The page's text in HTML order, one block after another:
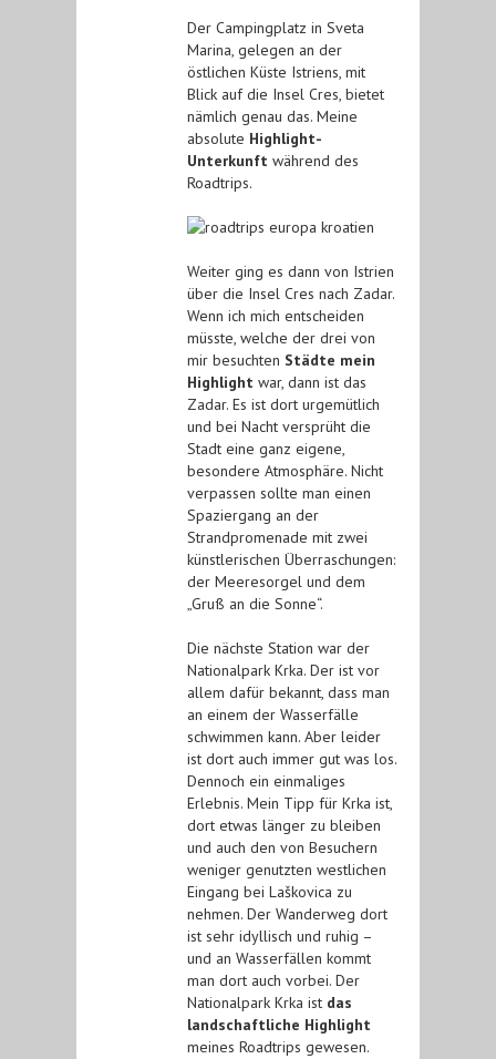
Der Campingplatz in Sveta
Marina, gelegen an der
östlichen Küste Istriens, mit
Blick auf die Insel Cres, bietet
nämlich genau das. Meine
absolute Highlight-
Unterkunft während des
Roadtrips.
Weiter ging es dann von Istrien
über die Insel Cres nach Zadar.
Wenn ich mich entscheiden
müsste, welche der drei von
mir besuchten Städte mein
Highlight war, dann ist das
Zadar. Es ist dort urgemütlich
und bei Nacht versprüht die
Stadt eine ganz eigene,
besondere Atmosphäre. Nicht
verpassen sollte man einen
Spaziergang an der
Strandpromenade mit zwei
künstlerischen Überraschungen:
der Meeresorgel und dem
„Gruß an die Sonne“.
Die nächste Station war der
Nationalpark Krka. Der ist vor
allem dafür bekannt, dass man
an einem der Wasserfälle
schwimmen kann. Aber leider
ist dort auch immer gut was los.
Dennoch ein einmaliges
Erlebnis. Mein Tipp für Krka ist,
dort etwas länger zu bleiben
und auch den von Besuchern
weniger genutzten westlichen
Eingang bei Laškovica zu
nehmen. Der Wanderweg dort
ist sehr idyllisch und ruhig –
und an Wasserfällen kommt
man dort auch vorbei. Der
Nationalpark Krka ist das
landschaftliche Highlight
meines Roadtrips gewesen.